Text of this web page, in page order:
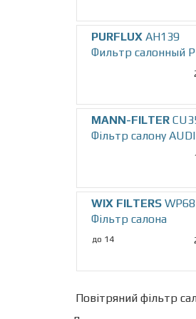
PURFLUX AH139
Фильтр салонный
MANN-FILTER
Фільтр салону
WIX FILTERS
Фільтр салона
до 14
Повітряний фільтр